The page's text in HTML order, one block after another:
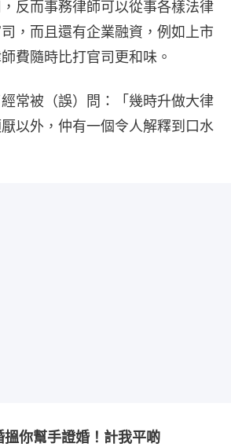
反而事務律師可以從事各樣法律
，而且還有企業融資，例如上市
費隨時比打官司更和味。
常被（誤）問：「幾時升做大律
以外，仲有一個令人解釋到口水
搵你幫手證婚！計我平啲